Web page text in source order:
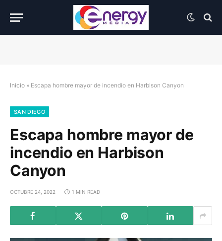
Inicio » Escapa hombre mayor de incendio en Harbison Canyon
SAN DIEGO
Escapa hombre mayor de
incendio en Harbison
Canyon
OCTUBRE 24, 2022 1 MIN READ